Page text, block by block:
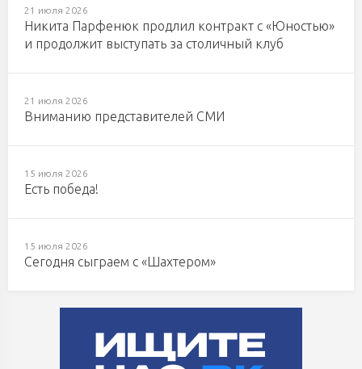
21 июля 2026
Никита Парфенюк продлил контракт с «Юностью»
и продолжит выступать за столичный клуб
21 июля 2026
Вниманию представителей СМИ
15 июля 2026
Есть победа!
15 июля 2026
Сегодня сыграем с «Шахтером»